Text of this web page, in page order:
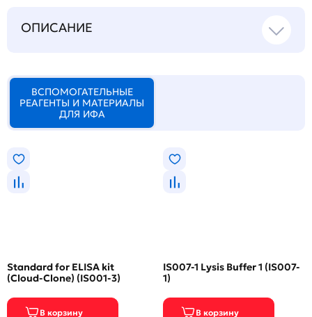
ОПИСАНИЕ
ВСПОМОГАТЕЛЬНЫЕ
РЕАГЕНТЫ И МАТЕРИАЛЫ
ДЛЯ ИФА
Standard for ELISA kit
(Cloud-Clone) (IS001-3)
IS007-1 Lysis Buffer 1 (IS007-
1)